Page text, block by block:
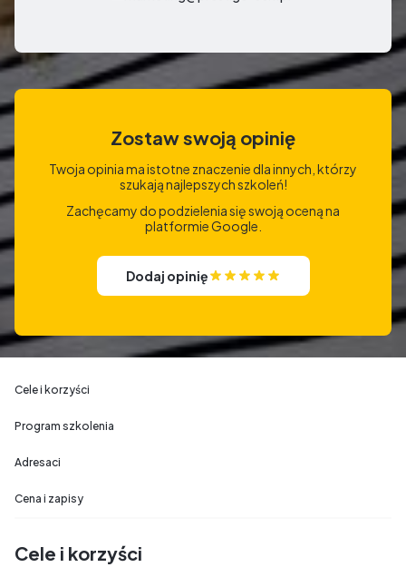
Zostaw swoją opinię
Twoja opinia ma istotne znaczenie dla innych, którzy
szukają najlepszych szkoleń!
Zachęcamy do podzielenia się swoją oceną na
platformie Google.
Dodaj opinię
Cele i korzyści
Program szkolenia
Adresaci
Cena i zapisy
Cele i korzyści